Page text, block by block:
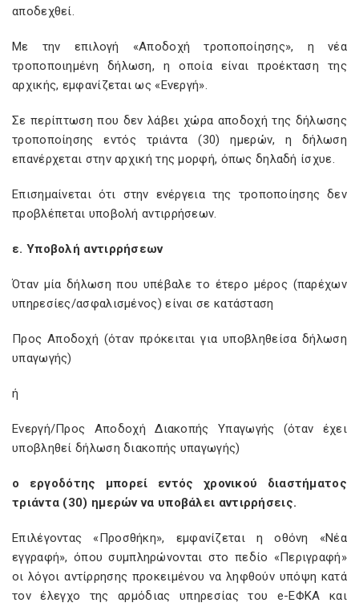
αποδεχθεί.
Με την επιλογή «Αποδοχή τροποποίησης», η νέα
τροποποιημένη δήλωση, η οποία είναι προέκταση της
αρχικής, εμφανίζεται ως «Ενεργή».
Σε περίπτωση που δεν λάβει χώρα αποδοχή της δήλωσης
τροποποίησης εντός τριάντα (30) ημερών, η δήλωση
επανέρχεται στην αρχική της μορφή, όπως δηλαδή ίσχυε.
Επισημαίνεται ότι στην ενέργεια της τροποποίησης δεν
προβλέπεται υποβολή αντιρρήσεων.
ε. Υποβολή αντιρρήσεων
Όταν μία δήλωση που υπέβαλε το έτερο μέρος (παρέχων
υπηρεσίες/ασφαλισμένος) είναι σε κατάσταση
Προς Αποδοχή (όταν πρόκειται για υποβληθείσα δήλωση
υπαγωγής)
ή
Ενεργή/Προς Αποδοχή Διακοπής Υπαγωγής (όταν έχει
υποβληθεί δήλωση διακοπής υπαγωγής)
ο εργοδότης μπορεί εντός χρονικού διαστήματος
τριάντα (30) ημερών να υποβάλει αντιρρήσεις.
Επιλέγοντας «Προσθήκη», εμφανίζεται η οθόνη «Νέα
εγγραφή», όπου συμπληρώνονται στο πεδίο «Περιγραφή»
οι λόγοι αντίρρησης προκειμένου να ληφθούν υπόψη κατά
τον έλεγχο της αρμόδιας υπηρεσίας του e-ΕΦΚΑ και